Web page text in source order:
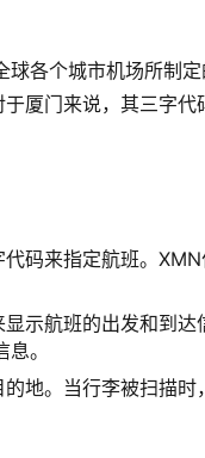
各个城市机场所制
厦门来说，其三字
码来指定航班。
示航班的出发和到
。
地。当行李被扫描